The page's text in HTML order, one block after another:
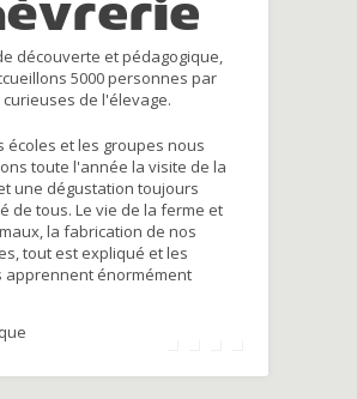
découverte et pédagogique,
5000 personnes par
curieuses de l'élevage.
écoles et les groupes nous
toute l'année la visite de la
une dégustation toujours
de tous. Le vie de la ferme et
la fabrication de nos
tout est expliqué et les
apprennent énormément